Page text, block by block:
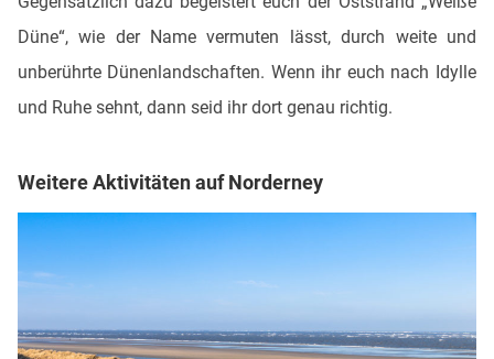
Düne“, wie der Name vermuten lässt, durch weite und
unberührte Dünenlandschaften. Wenn ihr euch nach Idylle
und Ruhe sehnt, dann seid ihr dort genau richtig.
Weitere Aktivitäten auf Norderney